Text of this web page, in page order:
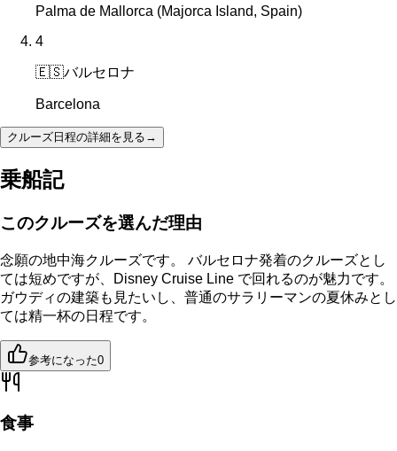
Palma de Mallorca (Majorca Island, Spain)
4
🇪🇸バルセロナ
Barcelona
クルーズ日程の詳細を見る →
乗船記
このクルーズを選んだ理由
念願の地中海クルーズです。 バルセロナ発着のクルーズとし
ては短めですが、Disney Cruise Line で回れるのが魅力です。
ガウディの建築も見たいし、普通のサラリーマンの夏休みとし
ては精一杯の日程です。
参考になった0
食事